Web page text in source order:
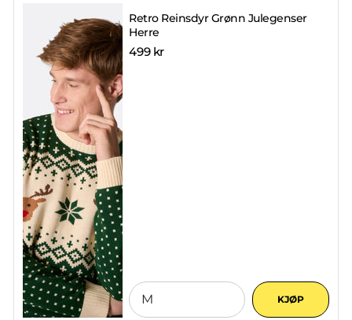
Retro Reinsdyr Grønn Julegenser
Herre
499 kr
KJØP